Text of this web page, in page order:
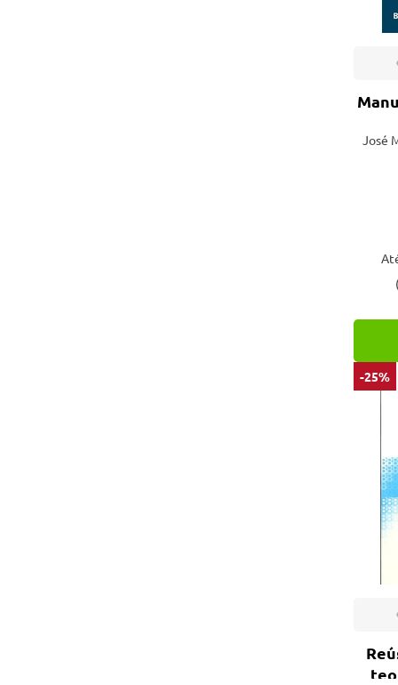
José
-25%